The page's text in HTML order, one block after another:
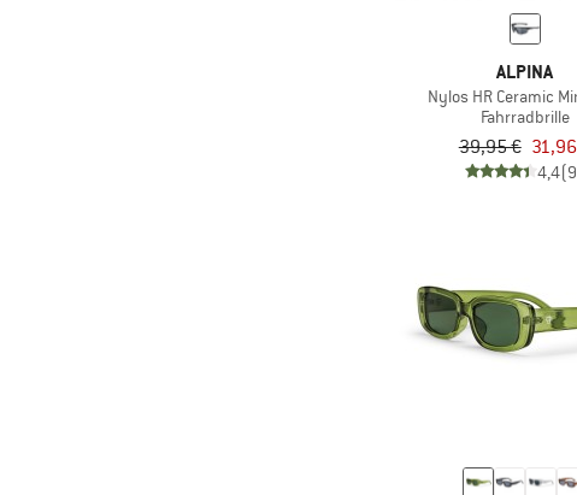
ALPINA
Nylos HR Ceramic
Fahrradbrille
39,95 €
4,4